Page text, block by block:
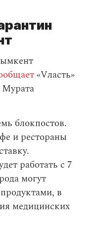
«Vласть»
Мурата
блокпостов.
и рестораны
работать с 7
могут
в
медицинских